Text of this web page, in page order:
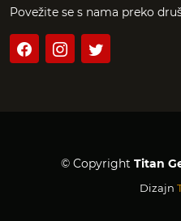
Povežite se s nama preko
© Copyright Titan
Dizajn